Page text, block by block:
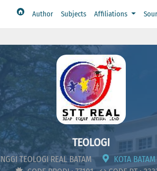
Author Subjects Affiliations
TEOLOGI
TEOLOGI REAL BATAM
KOTA